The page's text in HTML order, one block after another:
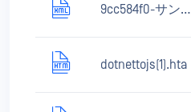
9cc584f0-サンプル
dotnettojs(1).hta